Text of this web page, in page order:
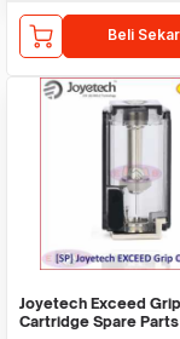
Beli
Joyetech Exceed
Cartridge Spare Parts